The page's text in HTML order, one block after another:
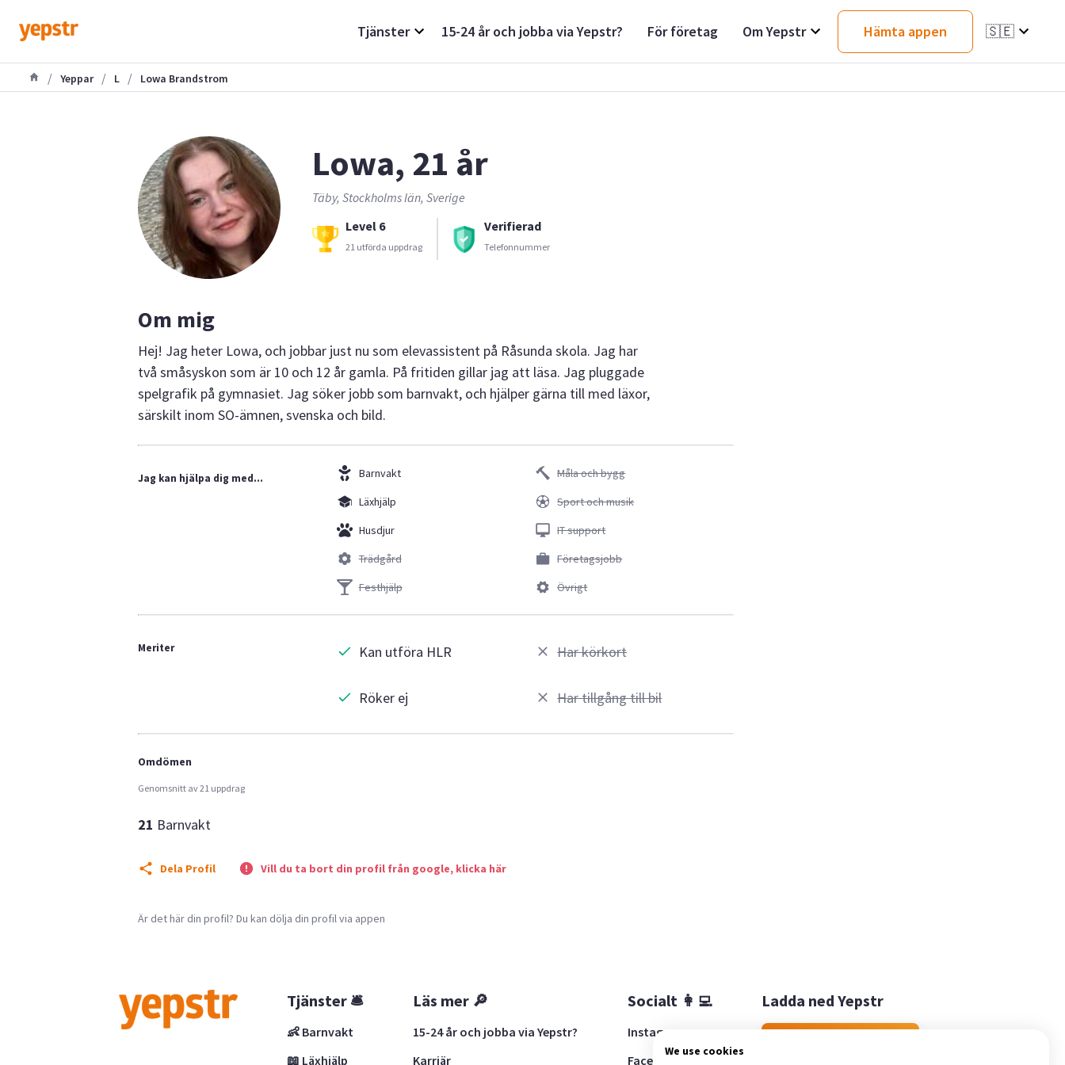
Tjänster 15-24 år och jobba via Yepstr? För företag Om Yepstr Hämta appen 🇸🇪
/ Yeppar / L / Lowa Brandstrom
Lowa, 21 år
Täby, Stockholms län, Sverige
Level 6
21 utförda uppdrag
Verifierad
Telefonnummer
Om mig
Hej! Jag heter Lowa, och jobbar just nu som elevassistent på Råsunda skola. Jag har
två småsyskon som är 10 och 12 år gamla. På fritiden gillar jag att läsa. Jag pluggade
spelgrafik på gymnasiet. Jag söker jobb som barnvakt, och hjälper gärna till med läxor,
särskilt inom SO-ämnen, svenska och bild.
Jag kan hjälpa dig med...
Barnvakt
Läxhjälp
Husdjur
Trädgård
Festhjälp
Måla och bygg
Sport och musik
IT support
Företagsjobb
Övrigt
Meriter Kan utföra HLR
Röker ej
Har körkort
Har tillgång till bil
Omdömen
Genomsnitt av 21 uppdrag
21 Barnvakt
Dela Profil Vill du ta bort din profil från google, klicka här
Är det här din profil? Du kan dölja din profil via appen
Tjänster 🛎
👶 Barnvakt
📖 Läxhjälp
Läs mer 🔎
15-24 år och jobba via Yepstr?
Karriär
Socialt 👩‍💻
Instagram
Facebook
Ladda ned Yepstr
We use cookies